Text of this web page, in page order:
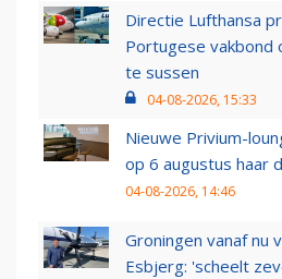
Directie Lufthansa
Portugese vakbond
te sussen
04-08-2026, 15:33
Nieuwe Privium-
op 6 augustus haar
04-08-2026, 14:46
Groningen vanaf nu
Esbjerg: 'scheelt